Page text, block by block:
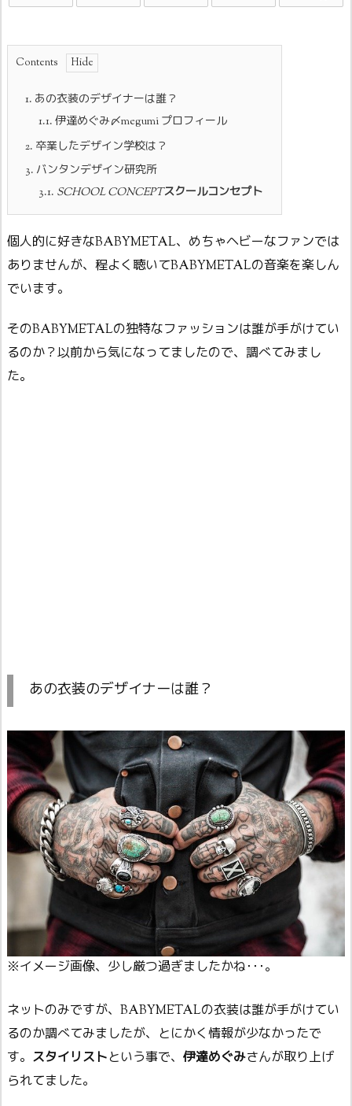
Contents
1. あの衣装のデザイナーは誰？
1.1. 伊達めぐみ〆megumi プロフィール
2. 卒業したデザイン学校は？
3. バンタンデザイン研究所
3.1. SCHOOL CONCEPTスクールコンセプト
個人的に好きなBABYMETAL、めちゃヘビーなファンでは
ありませんが、程よく聴いてBABYMETALの音楽を楽しん
でいます。
そのBABYMETALの独特なファッションは誰が手がけてい
るのか？以前から気になってましたので、調べてみまし
た。
あの衣装のデザイナーは誰？
※イメージ画像、少し厳つ過ぎましたかね･･･。
ネットのみですが、BABYMETALの衣装は誰が手がけてい
るのか調べてみましたが、とにかく情報が少なかったで
す。 スタイリストという事で、 伊達めぐみさんが取り上げ
られてました。